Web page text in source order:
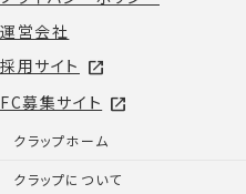
運営会社
採用サイト open_in_new
FC募集サイト open_in_new
クラップホーム
クラップについて